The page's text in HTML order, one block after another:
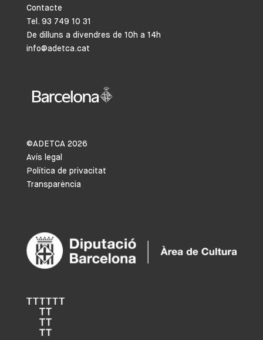
Contacte
Tel. 93 749 10 31
De dilluns a divendres de 10h a 14h
info@adetca.cat
©ADETCA 2026
Avís legal
Política de privacitat
Transparència